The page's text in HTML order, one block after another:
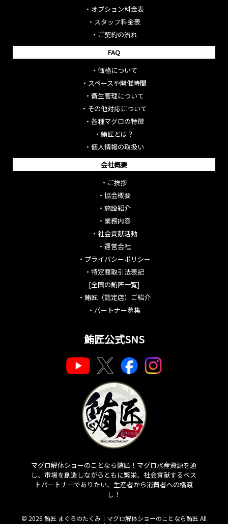
・ オプション料金表
・ スタッフ料金表
・ ご契約の流れ
FAQ
・ 価格について
・ スペースや開催時間
・ 衛生管理について
・ その他対応について
・ 各種マグロの特徴
・ 鮪匠とは？
・ 個人情報の取扱い
会社概要
・ ご挨拶
・ 協会概要
・ 施設紹介
・ 業務内容
・ 社会貢献活動
・ 運営会社
・ プライバシーポリシー
・ 特定商取引法表記
[全国の鮪匠一覧]
・ 鮪匠（認定店）ご紹介
・ パートナー募集
鮪匠公式SNS
マグロ解体ショーのことなら鮪匠！マグロ水産資源を通
し、市場を創造しながらともに繁栄、社会貢献するベス
トパートナーでありたい、生産者から消費者への橋渡
し！
© 2026 鮪匠 まぐろのたくみ｜マグロ解体ショーのことなら鮪匠 All